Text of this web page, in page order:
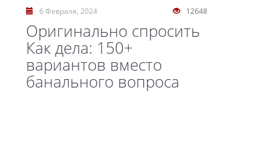
12648
6 Февраля, 2024
Оригинально спросить
Как дела: 150+
вариантов вместо
банального вопроса